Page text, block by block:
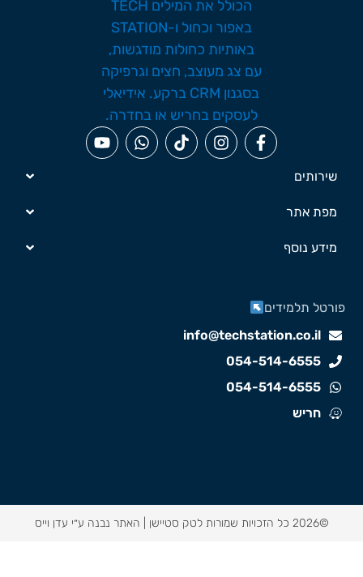
שירותים
מפת אתר
מידע נוסף
info@techstation.co.il
054-514-6555
054-514-6555
חריש
תלמידים
האתר נבנה ע״י עדן וייס